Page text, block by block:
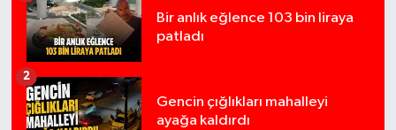
Bir anlık eğlence 103 bin liraya
patladı
Gencin çığlıkları mahalleyi
ayağa kaldırdı
2